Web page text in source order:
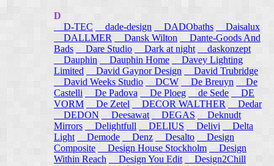
D
D-TEC
dade-design DADObaths
Daisalux
DALLMER
Dansk Wilton
Dante-Goods And
Bads
Dare Studio Dark at night
daskonzept
Dauphin
Dauphin Home
Davey Lighting
Limited
David Gaynor Design
David Trubridge
David Weeks Studio
DCW De Breuyn
De
Castelli
De Padova De Ploeg de Sede
DE
VORM
De Zetel DECOR WALTHER
Dedar
DEDON
Deesawat DEGAS
Deknudt
Mirrors
Delightfull DELIUS Delivi
Delta
Light
Demode Denz Desalto
Design
Composite
Design House Stockholm
Design
Within Reach
Design You Edit
Design2Chill